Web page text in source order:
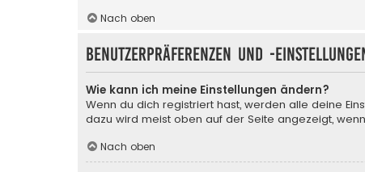
Nach oben
Benutzerpräferenzen und -
Wie kann ich meine Einstellungen ändern?
Wenn du dich registriert hast, werden alle deine
dazu wird meist oben auf der Seite angezeigt,
Nach oben